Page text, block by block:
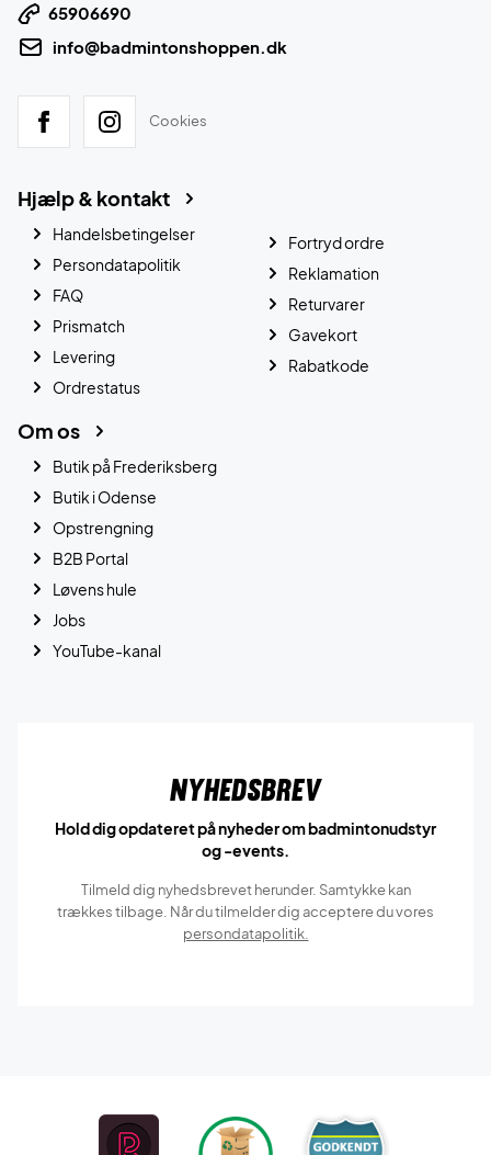
65906690
info@badmintonshoppen.dk
Cookies
Hjælp & kontakt
Handelsbetingelser
Persondatapolitik
FAQ
Prismatch
Levering
Ordrestatus
Fortryd ordre
Reklamation
Returvarer
Gavekort
Rabatkode
Om os
Butik på Frederiksberg
Butik i Odense
Opstrengning
B2B Portal
Løvens hule
Jobs
YouTube-kanal
Nyhedsbrev
Hold dig opdateret på nyheder om badmintonudstyr
og -events.
Tilmeld dig nyhedsbrevet herunder. Samtykke kan
trækkes tilbage. Når du tilmelder dig acceptere du vores
persondatapolitik.